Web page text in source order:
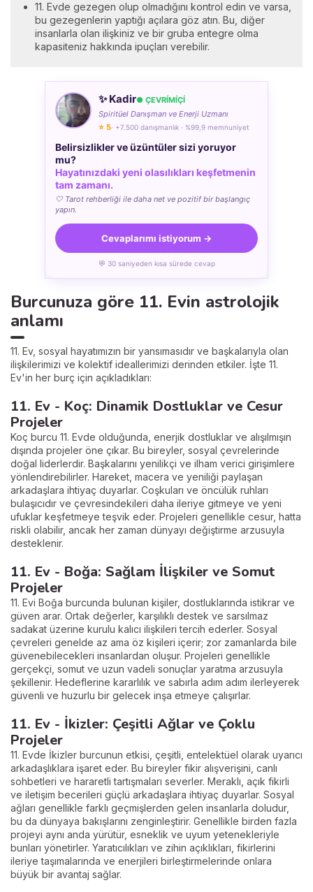
11. Evde gezegen olup olmadığını kontrol edin ve varsa,
bu gezegenlerin yaptığı açılara göz atın. Bu, diğer
insanlarla olan ilişkiniz ve bir gruba entegre olma
kapasiteniz hakkında ipuçları verebilir.
✨ Kadir● ÇEVRÍMÍÇÍ
Spiritüel Danışman ve Enerji Uzmanı
⭐ 5· +7.500 danışmanlık · %99,9 memnuniyet
Belirsizlikler ve üzüntüler sizi yoruyor
mu?
Hayatınızdaki yeni olasılıkları keşfetmenin
tam zamanı.
🤍 Tarot rehberliği ile daha net ve pozitif bir başlangıç
yapın.
Cevaplarımı istiyorum →
💬 30 saniyeden kısa sürede cevap
Burcunuza göre 11. Evin astrolojik
anlamı
11. Ev, sosyal hayatımızın bir yansımasıdır ve başkalarıyla olan
ilişkilerimizi ve kolektif ideallerimizi derinden etkiler. İşte 11.
Ev'in her burç için açıkladıkları:
11. Ev - Koç: Dinamik Dostluklar ve Cesur
Projeler
Koç burcu 11. Evde olduğunda, enerjik dostluklar ve alışılmışın
dışında projeler öne çıkar. Bu bireyler, sosyal çevrelerinde
doğal liderlerdir. Başkalarını yenilikçi ve ilham verici girişimlere
yönlendirebilirler. Hareket, macera ve yeniliği paylaşan
arkadaşlara ihtiyaç duyarlar. Coşkuları ve öncülük ruhları
bulaşıcıdır ve çevresindekileri daha ileriye gitmeye ve yeni
ufuklar keşfetmeye teşvik eder. Projeleri genellikle cesur, hatta
riskli olabilir, ancak her zaman dünyayı değiştirme arzusuyla
desteklenir.
11. Ev - Boğa: Sağlam İlişkiler ve Somut
Projeler
11. Evi Boğa burcunda bulunan kişiler, dostluklarında istikrar ve
güven arar. Ortak değerler, karşılıklı destek ve sarsılmaz
sadakat üzerine kurulu kalıcı ilişkileri tercih ederler. Sosyal
çevreleri genelde az ama öz kişileri içerir; zor zamanlarda bile
güvenebilecekleri insanlardan oluşur. Projeleri genellikle
gerçekçi, somut ve uzun vadeli sonuçlar yaratma arzusuyla
şekillenir. Hedeflerine kararlılık ve sabırla adım adım ilerleyerek
güvenli ve huzurlu bir gelecek inşa etmeye çalışırlar.
11. Ev - İkizler: Çeşitli Ağlar ve Çoklu
Projeler
11. Evde İkizler burcunun etkisi, çeşitli, entelektüel olarak uyarıcı
arkadaşlıklara işaret eder. Bu bireyler fikir alışverişini, canlı
sohbetleri ve hararetli tartışmaları severler. Meraklı, açık fikirli
ve iletişim becerileri güçlü arkadaşlara ihtiyaç duyarlar. Sosyal
ağları genellikle farklı geçmişlerden gelen insanlarla doludur,
bu da dünyaya bakışlarını zenginleştirir. Genellikle birden fazla
projeyi aynı anda yürütür, esneklik ve uyum yetenekleriyle
bunları yönetirler. Yaratıcılıkları ve zihin açıklıkları, fikirlerini
ileriye taşımalarında ve enerjileri birleştirmelerinde onlara
büyük bir avantaj sağlar.